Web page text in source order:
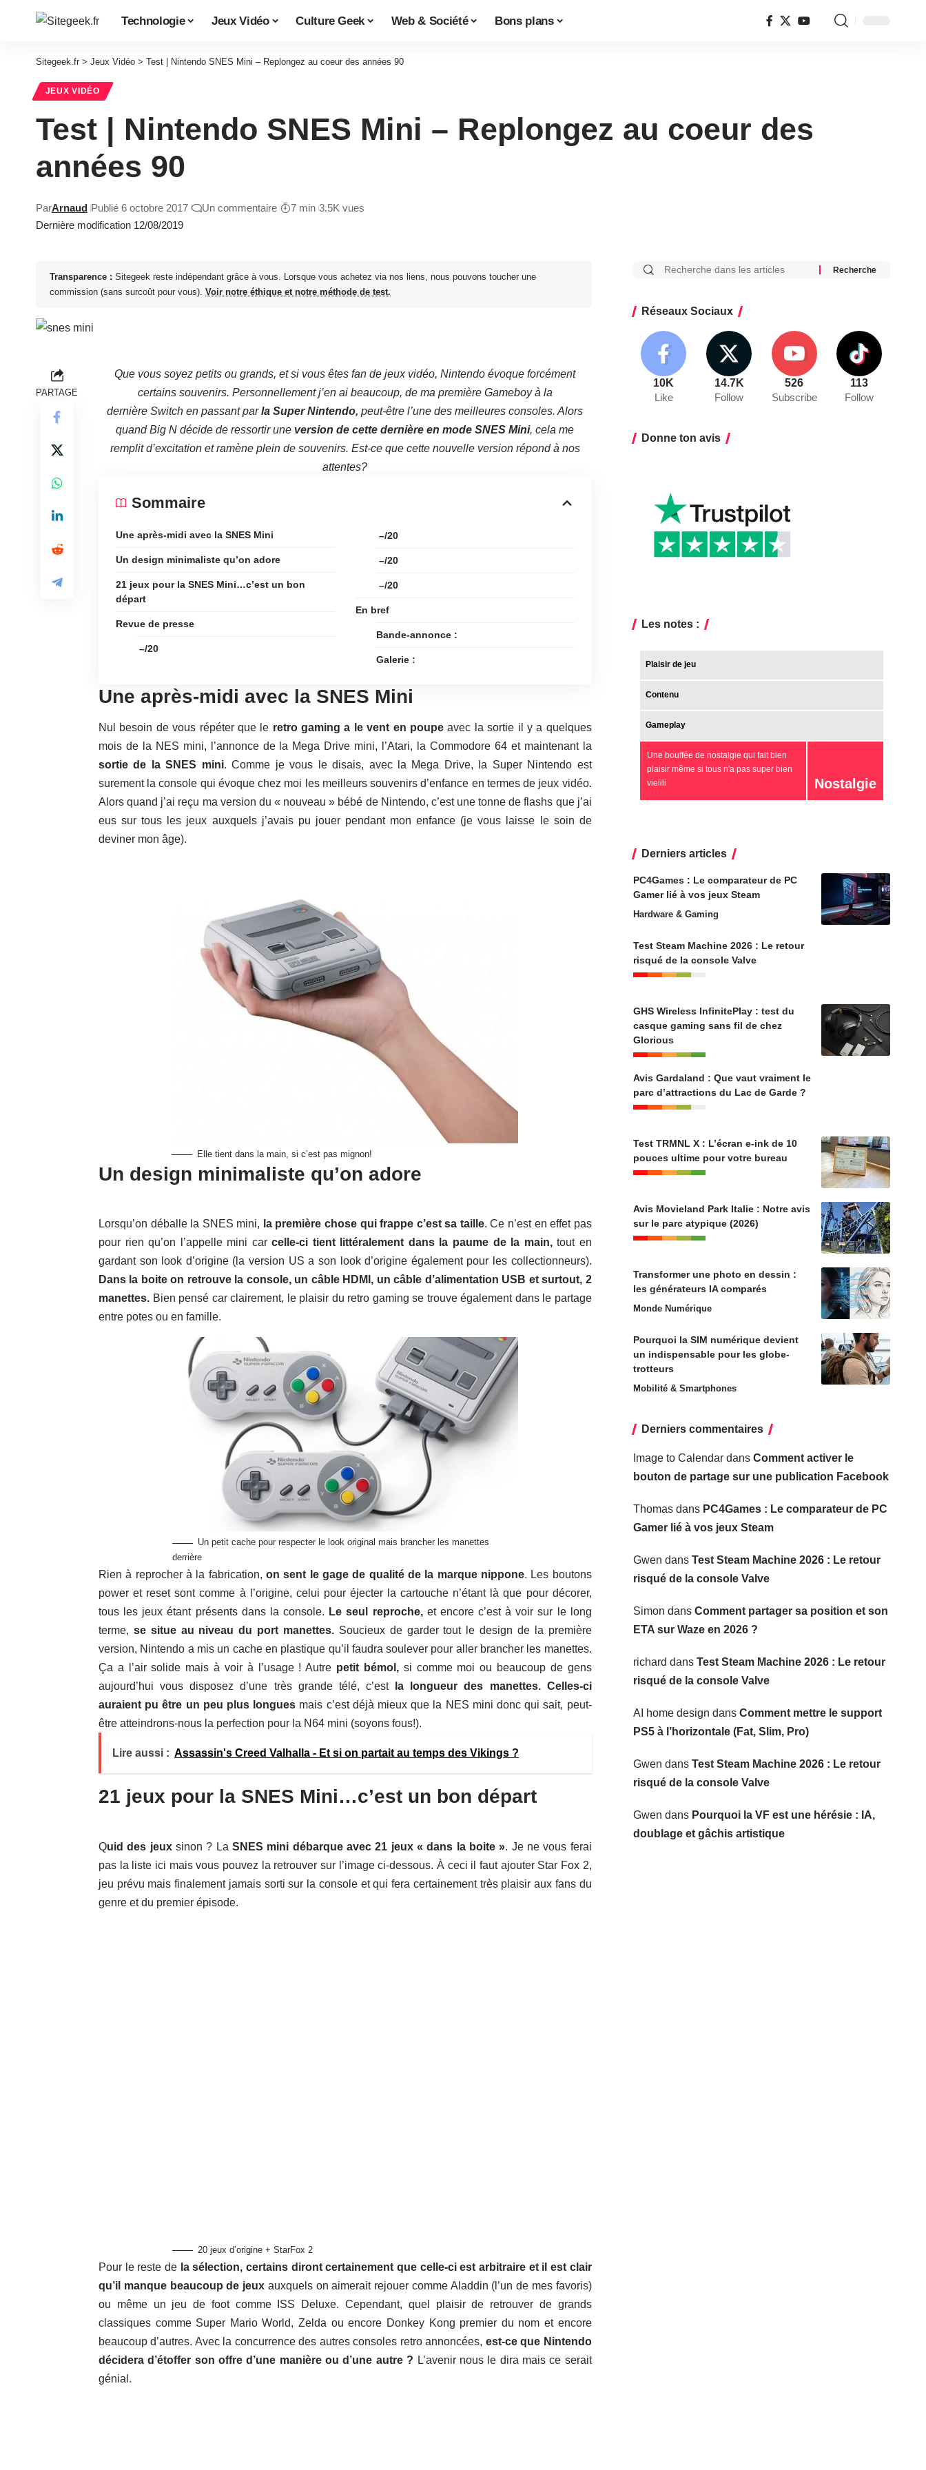
Technologie Jeux Vidéo Culture Geek Web & Société Bons plans
Sitegeek.fr > Jeux Vidéo > Test | Nintendo SNES Mini – Replongez au coeur des années 90
JEUX VIDÉO
Test | Nintendo SNES Mini – Replongez au coeur des
années 90
Dernière modification 12/08/2019
ParArnaud Publié 6 octobre 2017 Un commentaire 7 min 3.5K vues
Transparence : Sitegeek reste indépendant grâce à vous. Lorsque vous achetez via nos liens, nous pouvons toucher une
commission (sans surcoût pour vous). Voir notre éthique et notre méthode de test.
PARTAGE
Que vous soyez petits ou grands, et si vous êtes fan de jeux vidéo, Nintendo évoque forcément
certains souvenirs. Personnellement j’en ai beaucoup, de ma première Gameboy à la
dernière Switch en passant parla Super Nintendo, peut-être l’une des meilleures consoles. Alors
quand Big N décide de ressortir une version de cette dernière en mode SNES Mini, cela me
remplit d’excitation et ramène plein de souvenirs. Est-ce que cette nouvelle version répond à nos
attentes?
Sommaire
Une après-midi avec la SNES Mini
Un design minimaliste qu’on adore
21 jeux pour la SNES Mini…c’est un bon
départ
Revue de presse
–/20
–/20
–/20
–/20
En bref
Bande-annonce :
Galerie :
Une après-midi avec la SNES Mini
Nul besoin de vous répéter que le retro gaming a le vent en poupe avec la sortie il y a quelques
mois de la NES mini, l’annonce de la Mega Drive mini, l’Atari, la Commodore 64 et maintenant la
sortie de la SNES mini. Comme je vous le disais, avec la Mega Drive, la Super Nintendo est
surement la console qui évoque chez moi les meilleurs souvenirs d’enfance en termes de jeux vidéo.
Alors quand j’ai reçu ma version du « nouveau » bébé de Nintendo, c’est une tonne de flashs que j’ai
eus sur tous les jeux auxquels j’avais pu jouer pendant mon enfance (je vous laisse le soin de
deviner mon âge).
Elle tient dans la main, si c’est pas mignon!
Un design minimaliste qu’on adore
Lorsqu’on déballe la SNES mini, la première chose qui frappe c’est sa taille. Ce n’est en effet pas
pour rien qu’on l’appelle mini carcelle-ci tient littéralement dans la paume de la main,tout en
gardant son look d’origine (la version US a son look d’origine également pour les collectionneurs).
Dans la boite on retrouve la console, un câble HDMI, un câble d’alimentation USB et surtout, 2
manettes. Bien pensé car clairement, le plaisir du retro gaming se trouve également dans le partage
entre potes ou en famille.
Un petit cache pour respecter le look original mais brancher les manettes
derrière
Rien à reprocher à la fabrication,on sent le gage de qualité de la marque nippone. Les boutons
power et reset sont comme à l’origine, celui pour éjecter la cartouche n’étant là que pour décorer,
tous les jeux étant présents dans la console. Le seul reproche,et encore c’est à voir sur le long
terme, se situe au niveau du port manettes. Soucieux de garder tout le design de la première
version, Nintendo a mis un cache en plastique qu’il faudra soulever pour aller brancher les manettes.
Ça a l’air solide mais à voir à l’usage ! Autre petit bémol,si comme moi ou beaucoup de gens
aujourd’hui vous disposez d’une très grande télé, c’est
la longueur des manettes. Celles-ci
auraient pu être un peu plus longues mais c’est déjà mieux que la NES mini donc qui sait, peut-
être atteindrons-nous la perfection pour la N64 mini (soyons fous!).
Lire aussi : Assassin's Creed Valhalla - Et si on partait au temps des Vikings ?
21 jeux pour la SNES Mini…c’est un bon départ
Quid des jeuxsinon ? LaSNES mini débarque avec 21 jeux « dans la boite ». Je ne vous ferai
pas la liste ici mais vous pouvez la retrouver sur l’image ci-dessous. À ceci il faut ajouter Star Fox 2,
jeu prévu mais finalement jamais sorti sur la console et qui fera certainement très plaisir aux fans du
genre et du premier épisode.
20 jeux d’origine + StarFox 2
Pour le reste de la sélection, certains diront certainement que celle-ci est arbitraire et il est clair
qu’il manque beaucoup de jeux auxquels on aimerait rejouer comme Aladdin (l’un de mes favoris)
ou même un jeu de foot comme ISS Deluxe. Cependant, quel plaisir de retrouver de grands
classiques comme Super Mario World, Zelda ou encore Donkey Kong premier du nom et encore
beaucoup d’autres. Avec la concurrence des autres consoles retro annoncées, est-ce que Nintendo
décidera d’étoffer son offre d’une manière ou d’une autre ? L’avenir nous le dira mais ce serait
génial.
Réseaux Sociaux
10K
Like
14.7K
Follow
526
Subscribe
113
Follow
Donne ton avis
Les notes :
Plaisir de jeu
Contenu
Gameplay
Nostalgie
Une bouffée de nostalgie qui fait bien
plaisir même si tous n'a pas super bien
vieilli
Derniers articles
PC4Games : Le comparateur de PC
Gamer lié à vos jeux Steam
Hardware & Gaming
Test Steam Machine 2026 : Le retour
risqué de la console Valve
GHS Wireless InfinitePlay : test du
casque gaming sans fil de chez
Glorious
Avis Gardaland : Que vaut vraiment le
parc d’attractions du Lac de Garde ?
Test TRMNL X : L’écran e-ink de 10
pouces ultime pour votre bureau
Avis Movieland Park Italie : Notre avis
sur le parc atypique (2026)
Transformer une photo en dessin :
les générateurs IA comparés
Monde Numérique
Pourquoi la SIM numérique devient
un indispensable pour les globe-
trotteurs
Mobilité & Smartphones
Derniers commentaires
Image to Calendardans Comment activer le
bouton de partage sur une publication Facebook
Thomasdans PC4Games : Le comparateur de PC
Gamer lié à vos jeux Steam
Gwen dans Test Steam Machine 2026 : Le retour
risqué de la console Valve
Simon dans Comment partager sa position et son
ETA sur Waze en 2026 ?
richard dans Test Steam Machine 2026 : Le retour
risqué de la console Valve
AI home design dans Comment mettre le support
PS5 à l’horizontale (Fat, Slim, Pro)
Gwen dans Test Steam Machine 2026 : Le retour
risqué de la console Valve
Gwen dans Pourquoi la VF est une hérésie : IA,
doublage et gâchis artistique